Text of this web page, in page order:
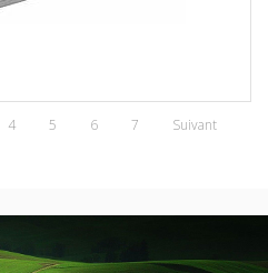
4 5 6 7 Suivant